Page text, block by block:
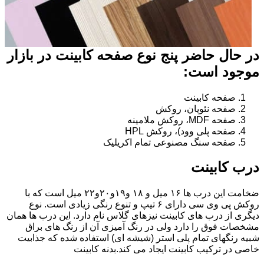
در حال حاضر پنج نوع صفحه کابینت در بازار
موجود است:
صفحه کابینت
صفحه نئوپان، روکش
صفحه MDF، روکش ملامینه
صفحه پلی وود)، روکش HPL
صفحه سنگ مصنوعی تمام اکریلیک
درب کابینت
ضخامت این درب ها ۱۶ میل و ۱۸ و١٩و٢٠و٢٢ میل است که با
روکش پی وی سی دارای ۶ تیپ و تنوع رنگی زیادی است. نوع
دیگری از درب های کابینت نیزهای گلاس نام دارد. این درب ها همان
مشخصات فوق را دارد ولی در رنگ آمیزی آن از رنگ های براق
شبیه رنگهای تمام پلی استر (شیشه ای) استفاده شده که جذابیت
خاصی در ترکیب کابینت ایجاد می کند.بدنه کابینت